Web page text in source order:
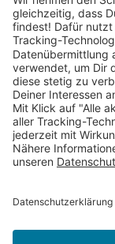
Folge uns auf
*
Deutschlands
** Lieferzeit 1-
Thienemann-